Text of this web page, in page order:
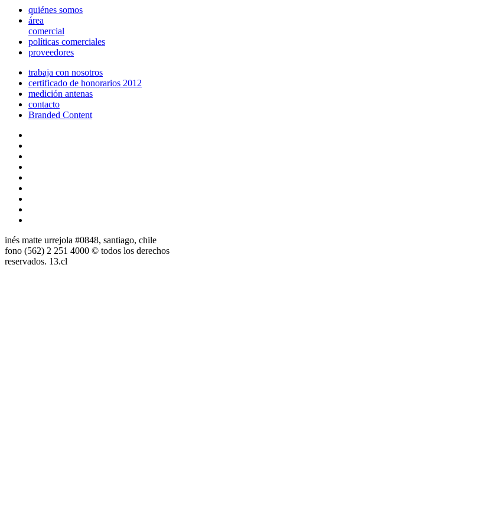
quiénes somos
área
comercial
políticas comerciales
proveedores
trabaja con nosotros
certificado de honorarios 2012
medición antenas
contacto
Branded Content
inés matte urrejola #0848, santiago, chile
fono (562) 2 251 4000 © todos los derechos
reservados. 13.cl